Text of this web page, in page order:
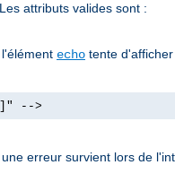
attributs valides sont :
echo tente
-->
erreur survient lors de